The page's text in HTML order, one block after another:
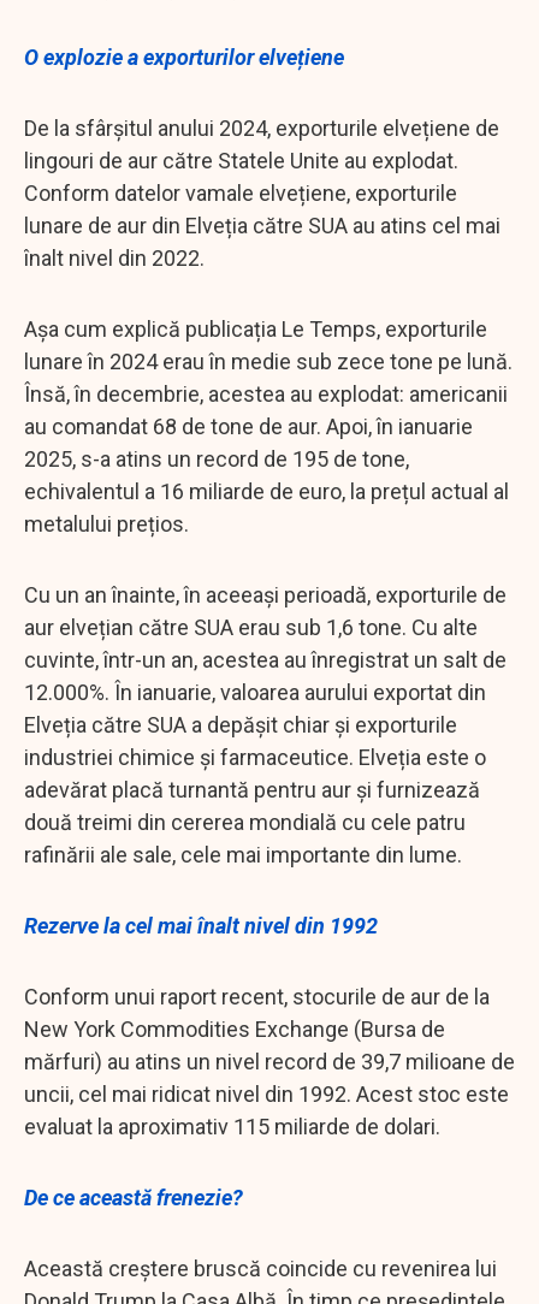
O explozie a exporturilor elvețiene
De la sfârșitul anului 2024, exporturile elvețiene de
lingouri de aur către Statele Unite au explodat.
Conform datelor vamale elvețiene, exporturile
lunare de aur din Elveția către SUA au atins cel mai
înalt nivel din 2022.
Așa cum explică publicația Le Temps, exporturile
lunare în 2024 erau în medie sub zece tone pe lună.
Însă, în decembrie, acestea au explodat: americanii
au comandat 68 de tone de aur. Apoi, în ianuarie
2025, s-a atins un record de 195 de tone,
echivalentul a 16 miliarde de euro, la prețul actual al
metalului prețios.
Cu un an înainte, în aceeași perioadă, exporturile de
aur elvețian către SUA erau sub 1,6 tone. Cu alte
cuvinte, într-un an, acestea au înregistrat un salt de
12.000%. În ianuarie, valoarea aurului exportat din
Elveția către SUA a depășit chiar și exporturile
industriei chimice și farmaceutice. Elveția este o
adevărat placă turnantă pentru aur și furnizează
două treimi din cererea mondială cu cele patru
rafinării ale sale, cele mai importante din lume.
Rezerve la cel mai înalt nivel din 1992
Conform unui raport recent, stocurile de aur de la
New York Commodities Exchange (Bursa de
mărfuri) au atins un nivel record de 39,7 milioane de
uncii, cel mai ridicat nivel din 1992. Acest stoc este
evaluat la aproximativ 115 miliarde de dolari.
De ce această frenezie?
Această creștere bruscă coincide cu revenirea lui